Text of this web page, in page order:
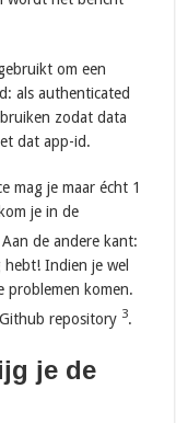
om een
als authenticated
zodat data
dat app-id.
mag je maar écht 1
je in de
de andere kant:
Indien je wel
problemen komen.
repository 3.
je de